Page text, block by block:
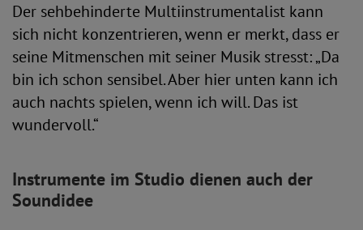
Der sehbehinderte Multiinstrumentalist kann
sich nicht konzentrieren, wenn er merkt, dass er
seine Mitmenschen mit seiner Musik stresst: „Da
bin ich schon sensibel. Aber hier unten kann ich
auch nachts spielen, wenn ich will. Das ist
wundervoll.“
Instrumente im Studio dienen auch der
Soundidee